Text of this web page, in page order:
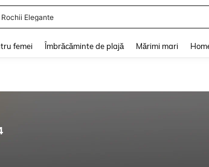
Rochii Elegante
femei Îmbrăcăminte de plajă Mărimi mari